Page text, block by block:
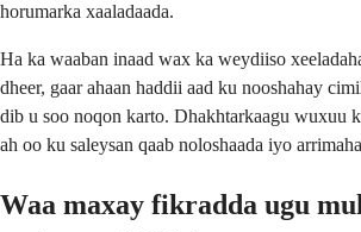
horumarka xaaladaada.
Ha ka waaban inaad wax ka weydiiso
dheer, gaar ahaan haddii aad ku nooshahay
dib u soo noqon karto. Dhakhtarkaagu wuxuu
ah oo ku saleysan qaab noloshaada iyo
Waa maxay fikradda ugu